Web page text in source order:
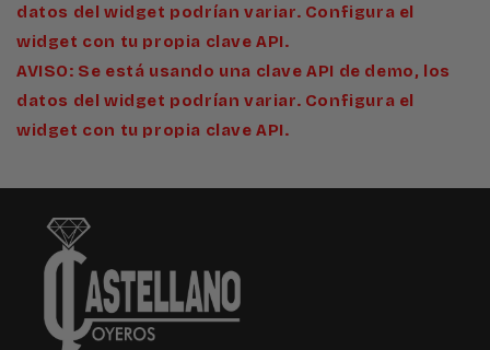
datos del widget podrían variar. Configura el
widget con tu propia clave API.
AVISO: Se está usando una clave API de demo, los
datos del widget podrían variar. Configura el
widget con tu propia clave API.